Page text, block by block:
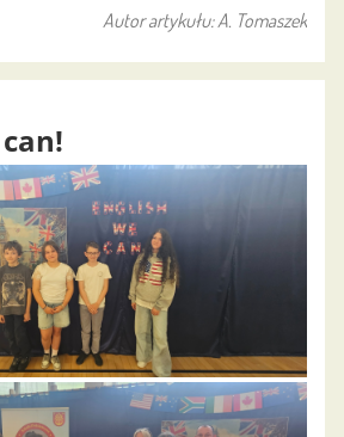
Autor artykułu: A. Tomaszek